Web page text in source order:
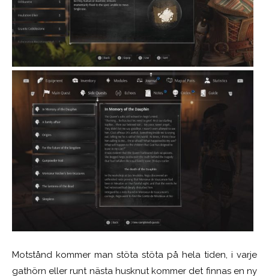
Motstånd kommer man stöta stöta på hela tiden, i varje
gathörn eller runt nästa husknut kommer det finnas en ny